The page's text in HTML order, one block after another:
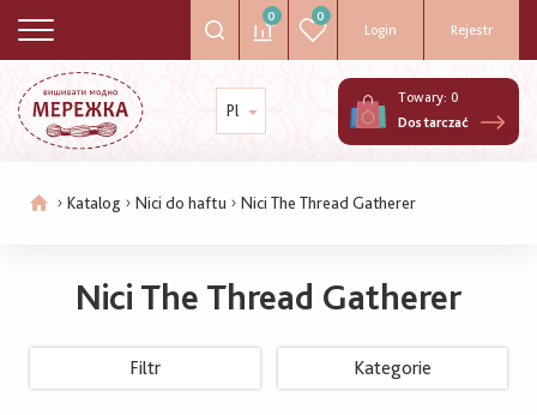
0 0
Login Rejestr
Pl
Towary: 0
Dostarczać
ŚcieżkaKatalog Nici do haftu Nici The Thread Gatherer
Nici The Thread Gatherer
Filtr Kategorie